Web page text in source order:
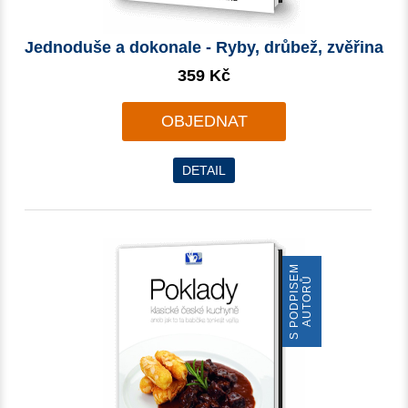
Jednoduše a dokonale - Ryby, drůbež, zvěřina
359 Kč
OBJEDNAT
DETAIL
S
P
O
D
P
I
S
E
M
A
U
T
O
RŮ